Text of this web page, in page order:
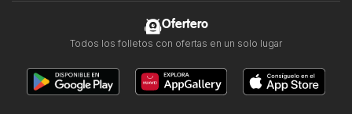
Ofertero
Todos los folletos con ofertas en un solo lugar